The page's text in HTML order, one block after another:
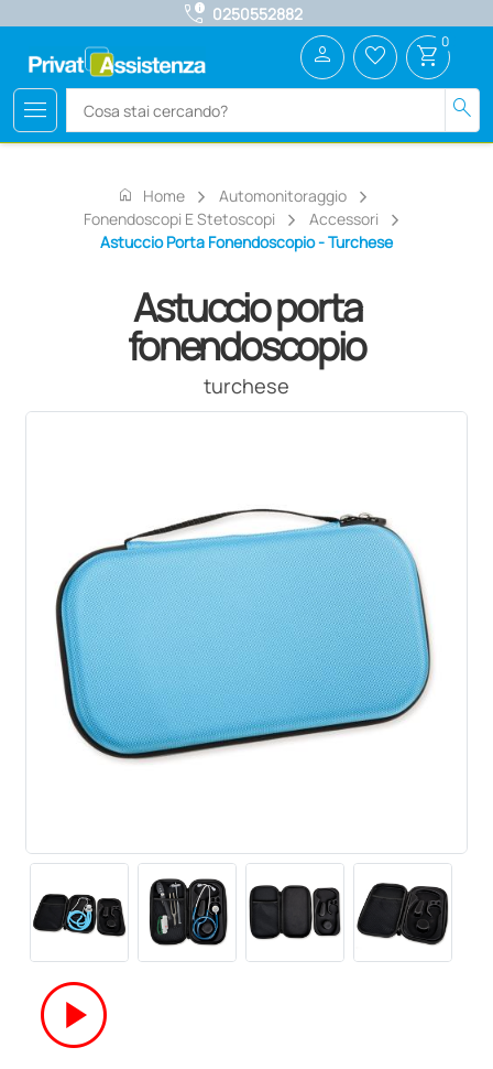
call_quality 0250552882
menu search
person favorite_border shopping_cart 0
home Home
Automonitoraggio
Fonendoscopi E Stetoscopi
Accessori
Astuccio Porta Fonendoscopio - Turchese
Astuccio porta
fonendoscopio
turchese
play_circle